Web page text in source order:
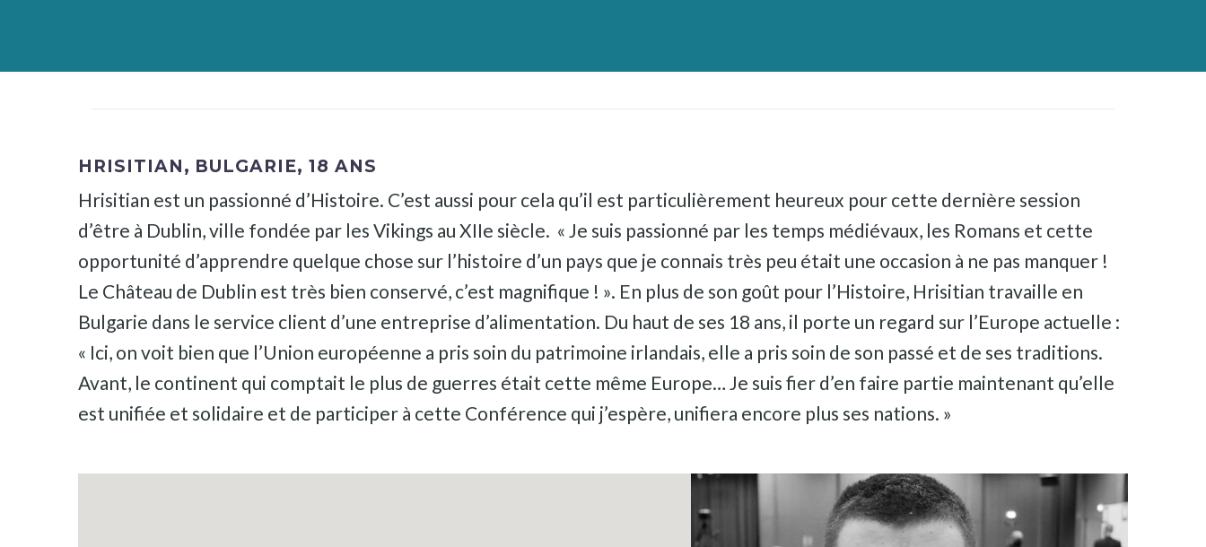
HRISITIAN, BULGARIE, 18 ANS
Hrisitian est un passionné d’Histoire. C’est aussi pour cela qu’il est particulièrement heureux pour cette dernière session
d’être à Dublin, ville fondée par les Vikings au XIIe siècle. « Je suis passionné par les temps médiévaux, les Romans et cette
opportunité d’apprendre quelque chose sur l’histoire d’un pays que je connais très peu était une occasion à ne pas manquer !
Le Château de Dublin est très bien conservé, c’est magnifique ! ». En plus de son goût pour l’Histoire, Hrisitian travaille en
Bulgarie dans le service client d’une entreprise d’alimentation. Du haut de ses 18 ans, il porte un regard sur l’Europe actuelle :
« Ici, on voit bien que l’Union européenne a pris soin du patrimoine irlandais, elle a pris soin de son passé et de ses traditions.
Avant, le continent qui comptait le plus de guerres était cette même Europe… Je suis fier d’en faire partie maintenant qu’elle
est unifiée et solidaire et de participer à cette Conférence qui j’espère, unifiera encore plus ses nations. »